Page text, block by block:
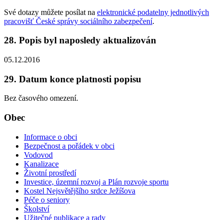
Své dotazy můžete posílat na elektronické podatelny jednotlivých
pracovišť České správy sociálního zabezpečení.
28. Popis byl naposledy aktualizován
05.12.2016
29. Datum konce platnosti popisu
Bez časového omezení.
Obec
Informace o obci
Bezpečnost a pořádek v obci
Vodovod
Kanalizace
Životní prostředí
Investice, územní rozvoj a Plán rozvoje sportu
Kostel Nejsvětějšího srdce Ježíšova
Péče o seniory
Školství
Užitečné publikace a rady